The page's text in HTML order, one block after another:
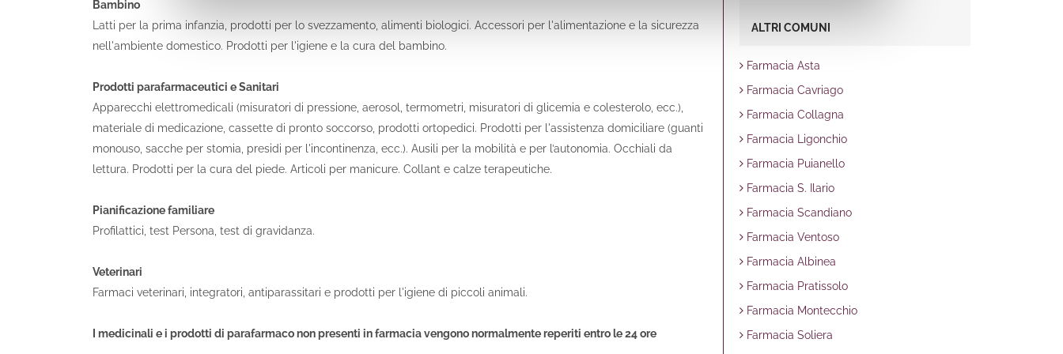
Bambino
Latti per la prima infanzia, prodotti per lo svezzamento, alimenti biologici. Accessori per l'alimentazione e la sicurezza
nell'ambiente domestico. Prodotti per l'igiene e la cura del bambino.
Prodotti parafarmaceutici e Sanitari
Apparecchi elettromedicali (misuratori di pressione, aerosol, termometri, misuratori di glicemia e colesterolo, ecc.),
materiale di medicazione, cassette di pronto soccorso, prodotti ortopedici. Prodotti per l'assistenza domiciliare (guanti
monouso, sacche per stomia, presidi per l'incontinenza, ecc.). Ausili per la mobilità e per l’autonomia. Occhiali da
lettura. Prodotti per la cura del piede. Articoli per manicure. Collant e calze terapeutiche.
Pianificazione familiare
Profilattici, test Persona, test di gravidanza.
Veterinari
Farmaci veterinari, integratori, antiparassitari e prodotti per l'igiene di piccoli animali.
I medicinali e i prodotti di parafarmaco non presenti in farmacia vengono normalmente reperiti entro le 24 ore
ALTRI COMUNI
Farmacia Asta
Farmacia Cavriago
Farmacia Collagna
Farmacia Ligonchio
Farmacia Puianello
Farmacia S. Ilario
Farmacia Scandiano
Farmacia Ventoso
Farmacia Albinea
Farmacia Pratissolo
Farmacia Montecchio
Farmacia Soliera